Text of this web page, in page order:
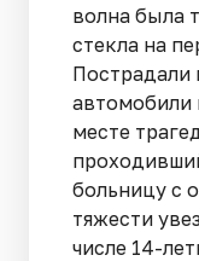
волна была
стекла на
Пострадали
автомобили
месте
больницу с
тяжести
числе 14-